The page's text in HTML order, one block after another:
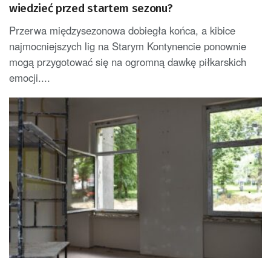
wiedzieć przed startem sezonu?
Przerwa międzysezonowa dobiegła końca, a kibice
najmocniejszych lig na Starym Kontynencie ponownie
mogą przygotować się na ogromną dawkę piłkarskich
emocji....